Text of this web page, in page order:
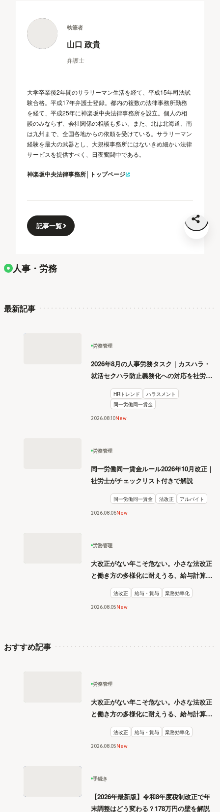
執筆者
山口 政貴
弁護士
大学卒業後2年間のサラリーマン生活を経て、平成15年司法試
験合格。平成17年弁護士登録。都内の複数の法律事務所勤務
を経て、平成25年に神楽坂中央法律事務所を設立。個人の相
談のみならず、会社関係の相談も多い。また、北は北海道、南
は九州まで、全国各地からの依頼を受けている。サラリーマン
経験を最大の武器とし、大規模事務所にはないきめ細かい法律
サービスを提供すべく、日夜奮闘中である。
神楽坂中央法律事務所│トップページ
記事一覧
人事・労務
最新記事
労務管理
2026年8月の人事労務タスク｜カスハラ・
就活セクハラ防止義務化への対応を社労士
HRトレンド
ハラスメント
同一労働同一賃金
2026.0810New
労務管理
同一労働同一賃金ルール2026年10月改正｜
社労士がチェックリスト付きで解説
同一労働同一賃金 法改正 アルバイト
2026.08 06New
労務管理
大改正がない年こそ危ない。小さな法改正
と働き方の多様化に耐えうる、給与計算と
リスク管理
法改正 給与・賞与 業務効率化
2026.08 05New
おすすめ記事
労務管理
大改正がない年こそ危ない。小さな法改正
と働き方の多様化に耐えうる、給与計算と
リスク管理
法改正 給与・賞与 業務効率化
2026.08 05New
手続き
【2026年最新版】令和8年度税制改正で年
末調整はどう変わる？178万円の壁を解説